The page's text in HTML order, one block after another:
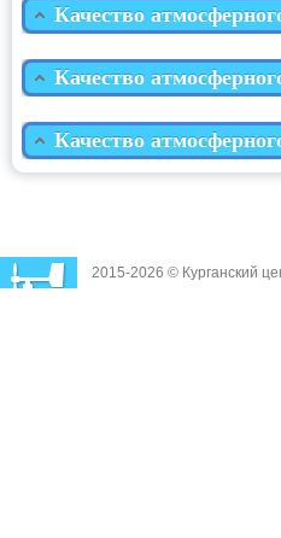
Качество
Качество
Качество
2015-2026 © Курганский